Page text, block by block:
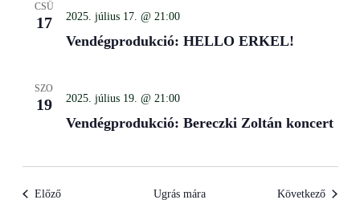
CSÜ
17 2025. július 17. @ 21:00
Vendégprodukció: HELLO ERKEL!
SZO
19 2025. július 19. @ 21:00
Vendégprodukció: Bereczki Zoltán koncert
Előző Ugrás mára Következő